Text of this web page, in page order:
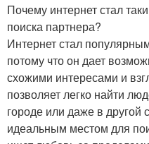
Почему интернет стал
поиска партнера?
Интернет стал
потому что он дает
схожими интересами и
позволяет легко найти
городе или даже в другой
идеальным местом для